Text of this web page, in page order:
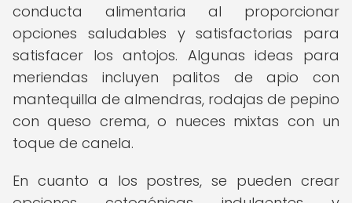
conducta alimentaria al proporcionar
opciones saludables y satisfactorias para
satisfacer los antojos. Algunas ideas para
meriendas incluyen palitos de apio con
mantequilla de almendras, rodajas de pepino
con queso crema, o nueces mixtas con un
toque de canela.
En cuanto a los postres, se pueden crear